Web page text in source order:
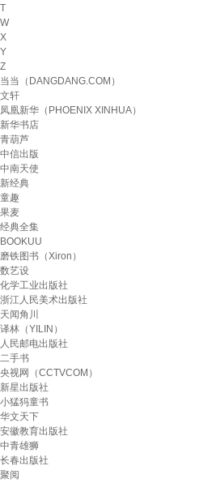
T
W
X
Y
Z
当当（DANGDANG.COM）
文轩
凤凰新华（PHOENIX XINHUA）
新华书店
青葫芦
中信出版
中南天使
新经典
童趣
果麦
经典全集
BOOKUU
磨铁图书（Xiron）
数艺设
化学工业出版社
浙江人民美术出版社
天闻角川
译林（YILIN）
人民邮电出版社
二手书
央视网（CCTVCOM）
新星出版社
小猛犸童书
华文天下
安徽教育出版社
中青雄狮
长春出版社
聚阅